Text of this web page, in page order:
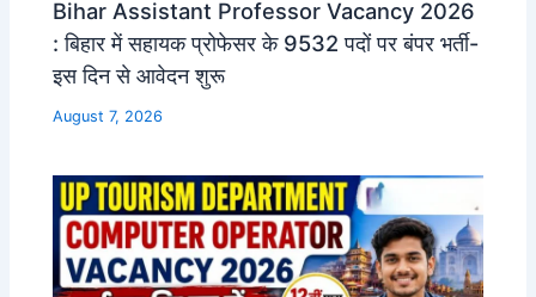
Bihar Assistant Professor Vacancy 2026
: बिहार में सहायक प्रोफेसर के 9532 पदों पर बंपर भर्ती-
इस दिन से आवेदन शुरू
August 7, 2026